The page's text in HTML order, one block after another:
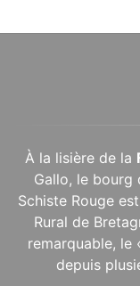
À la lisière de la
Gallo, le bourg
Schiste Rouge
Rural de
remarquable, le
depuis